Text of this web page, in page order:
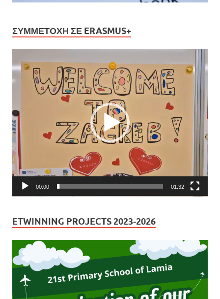
ΣΥΜΜΕΤΟΧΉ ΣΕ ERASMUS+
Αναπαραγωγής
Βίντεο
00:00 01:32
ETWINNING PROJECTS 2023-2026